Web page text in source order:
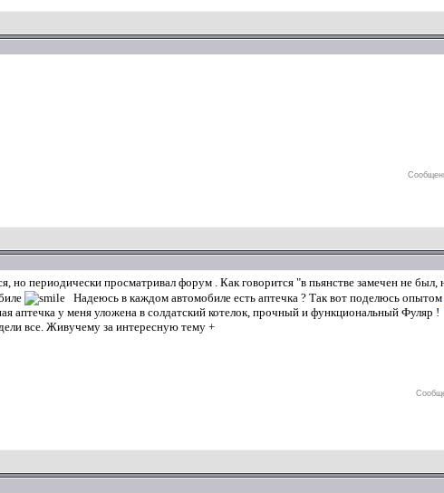
но периодически просматривал форум . Как говорится "в пьянстве замечен не
Надеюсь в каждом автомобиле есть аптечка ? Так вот поделюсь опытом
аптечка у меня уложена в солдатский котелок, прочный и функциональный Фуляр !
все. Живучему за интересную тему +